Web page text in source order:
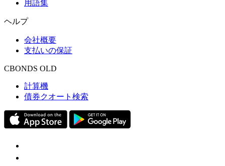
用語集
ヘルプ
会社概要
支払いの保証
CBONDS OLD
計算機
債券クオート検索